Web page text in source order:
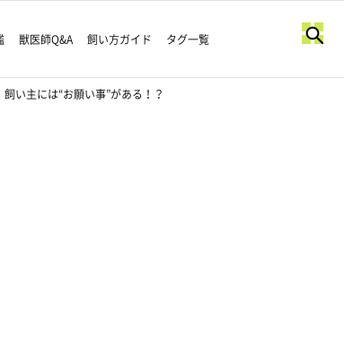
獣医師Q&A 飼い方ガイド タグ一覧
い主には“お願い事”がある！？